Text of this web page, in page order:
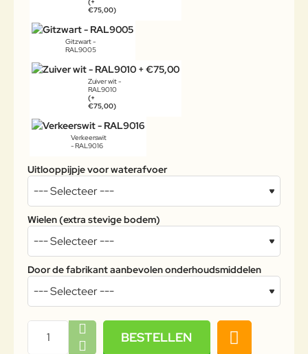
(+
€75,00)
Gitzwart -
RAL9005
Zuiver wit -
RAL9010
(+
€75,00)
Verkeerswit
- RAL9016
Uitlooppijpje voor waterafvoer
Wielen (extra stevige bodem)
Door de fabrikant aanbevolen onderhoudsmiddelen
BESTELLEN